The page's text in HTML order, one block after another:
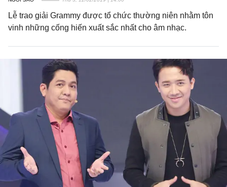
Lễ trao giải Grammy được tổ chức thường niên nhằm tôn
vinh những cống hiến xuất sắc nhất cho âm nhạc.